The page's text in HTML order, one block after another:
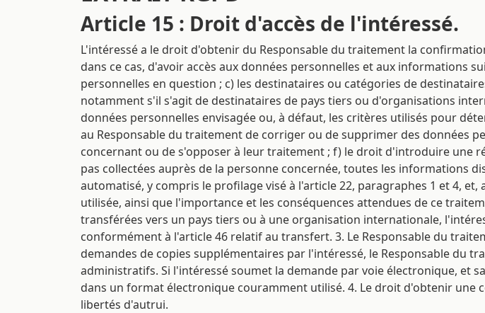
Article 15 : Droit d'accès de l'intéressé.
L'intéressé a le droit d'obtenir du Responsable du traitement la
dans ce cas, d'avoir accès aux données personnelles et aux informations
personnelles en question ; c) les destinataires ou catégories de
notamment s'il s'agit de destinataires de pays tiers ou d'organisations
données personnelles envisagée ou, à défaut, les critères utilisés pour
au Responsable du traitement de corriger ou de supprimer des données
concernant ou de s'opposer à leur traitement ; f) le droit d'introduire une
pas collectées auprès de la personne concernée, toutes les informations
automatisé, y compris le profilage visé à l'article 22, paragraphes 1 et 4,
utilisée, ainsi que l'importance et les conséquences attendues de ce
transférées vers un pays tiers ou à une organisation internationale,
conformément à l'article 46 relatif au transfert. 3. Le Responsable du
demandes de copies supplémentaires par l'intéressé, le Responsable du
administratifs. Si l'intéressé soumet la demande par voie électronique,
dans un format électronique couramment utilisé. 4. Le droit d'obtenir
libertés d'autrui.